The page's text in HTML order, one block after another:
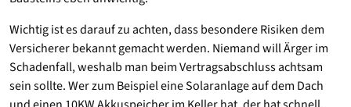
Wichtig ist es darauf zu achten, dass besondere Risiken dem
Versicherer bekannt gemacht werden. Niemand will Ärger im
Schadenfall, weshalb man beim Vertragsabschluss achtsam
sein sollte. Wer zum Beispiel eine Solaranlage auf dem Dach